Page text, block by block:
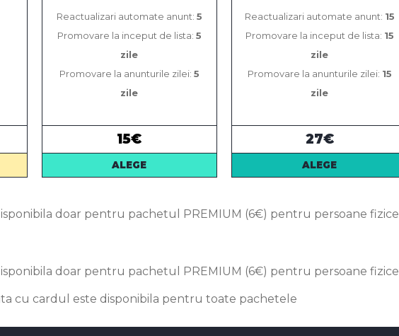
Reactualizari automate anunt: 5
Promovare la inceput de lista: 5
zile
Promovare la anunturile zilei: 5
zile
15€
ALEGE
Reactualizari automate anunt: 15
Promovare la inceput de lista: 15
zile
Promovare la anunturile zilei: 15
zile
27€
ALEGE
doar pentru pachetul PREMIUM (6€) pentru persoane fizice
doar pentru pachetul PREMIUM (6€) pentru persoane fizice
cu cardul este disponibila pentru toate pachetele